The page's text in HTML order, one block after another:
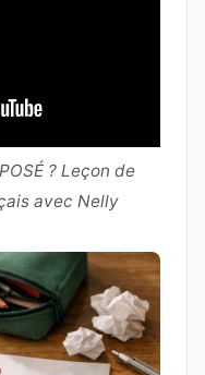
? Leçon de
avec Nelly